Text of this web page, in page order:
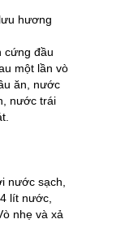
hương
cứng đầu
một lần vò
ăn, nước
nước trái
nước sạch,
lít nước,
nhẹ và xả